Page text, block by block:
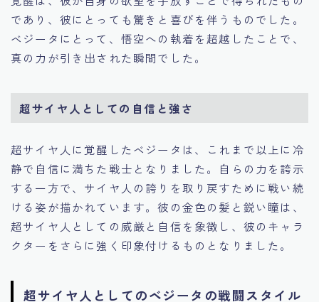
であり、彼にとっても驚きと喜びを伴うものでした。
ベジータにとって、悟空への執着を超越したことで、
真の力が引き出された瞬間でした。
超サイヤ人としての自信と強さ
超サイヤ人に覚醒したベジータは、これまで以上に冷
静で自信に満ちた戦士となりました。自らの力を誇示
する一方で、サイヤ人の誇りを取り戻すために戦い続
ける姿が描かれています。彼の金色の髪と鋭い瞳は、
超サイヤ人としての威厳と自信を象徴し、彼のキャラ
クターをさらに強く印象付けるものとなりました。
超サイヤ人としてのベジータの戦闘スタイル